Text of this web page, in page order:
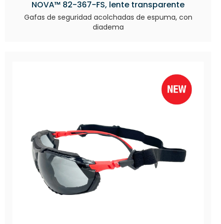
NOVA™ 82-367-FS, lente transparente
Gafas de seguridad acolchadas de espuma, con
diadema